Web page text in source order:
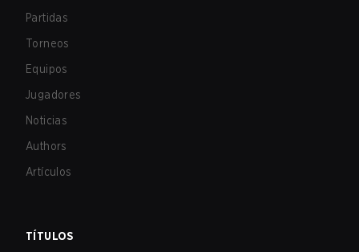
Partidas
Torneos
Equipos
Jugadores
Noticias
Authors
Artículos
TÍTULOS